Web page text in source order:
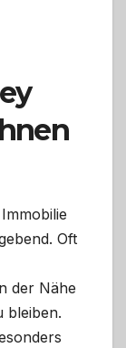
Oft
der Nähe
bleiben.